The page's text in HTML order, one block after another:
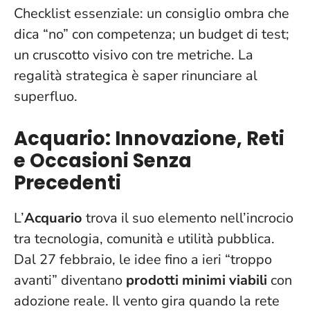
Checklist essenziale: un consiglio ombra che
dica “no” con competenza; un budget di test;
un cruscotto visivo con tre metriche. La
regalità strategica è saper rinunciare al
superfluo.
Acquario: Innovazione, Reti
e Occasioni Senza
Precedenti
L’Acquario trova il suo elemento nell’incrocio
tra tecnologia, comunità e utilità pubblica.
Dal 27 febbraio, le idee fino a ieri “troppo
avanti” diventano prodotti minimi viabili con
adozione reale. Il vento gira quando la rete